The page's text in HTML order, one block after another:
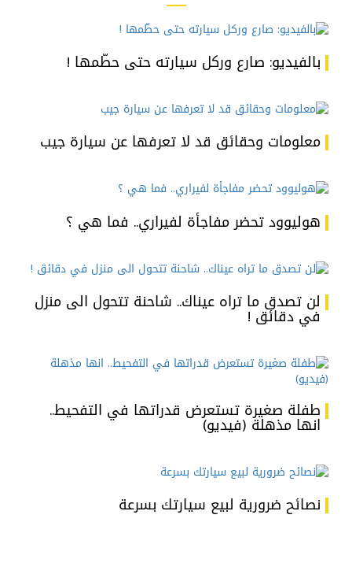
بالفيديو: صارع وركل سيارته حتى حطّمها !
معلومات وحقائق قد لا تعرفها عن سيارة جيب
هوليوود تحضر مفاجأة لفيراري.. فما هي ؟
لن تصدق ما تراه عيناك.. شاحنة تتحول الى منزل
في دقائق !
طفلة صغيرة تستعرض قدراتها في التفحيط..
انها مذهلة (فيديو)
نصائح ضرورية لبيع سيارتك بسرعة